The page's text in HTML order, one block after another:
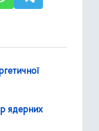
ядерних